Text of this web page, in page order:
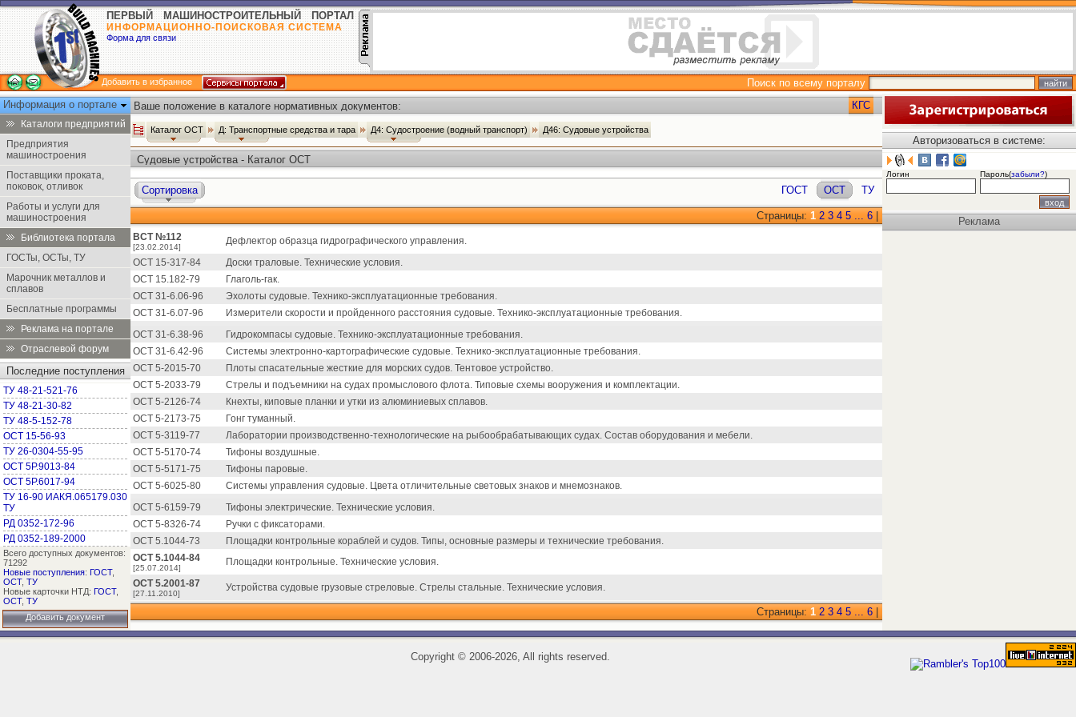
ПЕРВЫЙ МАШИНОСТРОИТЕЛЬНЫЙ ПОРТАЛ
ИНФОРМАЦИОННО-ПОИСКОВАЯ СИСТЕМА
Форма для связи
Добавить в избранное
Поиск по всему порталу
Информация о портале
Каталоги предприятий
Предприятия
машиностроения
Поставщики проката,
поковок, отливок
Работы и услуги для
машиностроения
Библиотека портала
ГОСТы, ОСТы, ТУ
Марочник металлов и
сплавов
Бесплатные программы
Реклама на портале
Отраслевой форум
Последние поступления
ТУ 48-21-521-76
ТУ 48-21-30-82
ТУ 48-5-152-78
ОСТ 15-56-93
ТУ 26-0304-55-95
ОСТ 5Р.9013-84
ОСТ 5Р.6017-94
ТУ 16-90 ИАКЯ.065179.030
ТУ
РД 0352-172-96
РД 0352-189-2000
Всего доступных документов:
71292
Новые поступления: ГОСТ,
ОСТ, ТУ
Новые карточки НТД: ГОСТ,
ОСТ, ТУ
Добавить документ
Ваше положение в каталоге нормативных документов: КГС
Каталог ОСТ Д: Транспортные средства и тара Д4: Судостроение (водный транспорт) Д46: Судовые устройства
Судовые устройства - Каталог ОСТ
Сортировка ГОСТ ОСТ ТУ
Страницы: 1 2 3 4 5 ... 6
ВСТ №112
[23.02.2014]
Дефлектор образца гидрографического управления.
ОСТ 15-317-84
Доски траловые. Технические условия.
ОСТ 15.182-79
Глаголь-гак.
ОСТ 31-6.06-96
Эхолоты судовые. Технико-эксплуатационные требования.
ОСТ 31-6.07-96
Измерители скорости и пройденного расстояния судовые. Технико-эксплуатационные требования.
ОСТ 31-6.38-96
Гидрокомпасы судовые. Технико-эксплуатационные требования.
ОСТ 31-6.42-96
Системы электронно-картографические судовые. Технико-эксплуатационные требования.
ОСТ 5-2015-70
Плоты спасательные жесткие для морских судов. Тентовое устройство.
ОСТ 5-2033-79
Стрелы и подъемники на судах промыслового флота. Типовые схемы вооружения и комплектации.
ОСТ 5-2126-74
Кнехты, киповые планки и утки из алюминиевых сплавов.
ОСТ 5-2173-75
Гонг туманный.
ОСТ 5-3119-77
Лаборатории производственно-технологические на рыбообрабатывающих судах. Состав оборудования и мебели.
ОСТ 5-5170-74
Тифоны воздушные.
ОСТ 5-5171-75
Тифоны паровые.
ОСТ 5-6025-80
Системы управления судовые. Цвета отличительные световых знаков и мнемознаков.
ОСТ 5-6159-79
Тифоны электрические. Технические условия.
ОСТ 5-8326-74
Ручки с фиксаторами.
ОСТ 5.1044-73
Площадки контрольные кораблей и судов. Типы, основные размеры и технические требования.
ОСТ 5.1044-84
[25.07.2014]
Площадки контрольные. Технические условия.
ОСТ 5.2001-87
[27.11.2010]
Устройства судовые грузовые стреловые. Стрелы стальные. Технические условия.
Страницы: 1 2 3 4 5 ... 6
Авторизоваться в системе:
Логин Пароль(забыли?)
Реклама
Copyright ©2006-2026, All rights reserved.